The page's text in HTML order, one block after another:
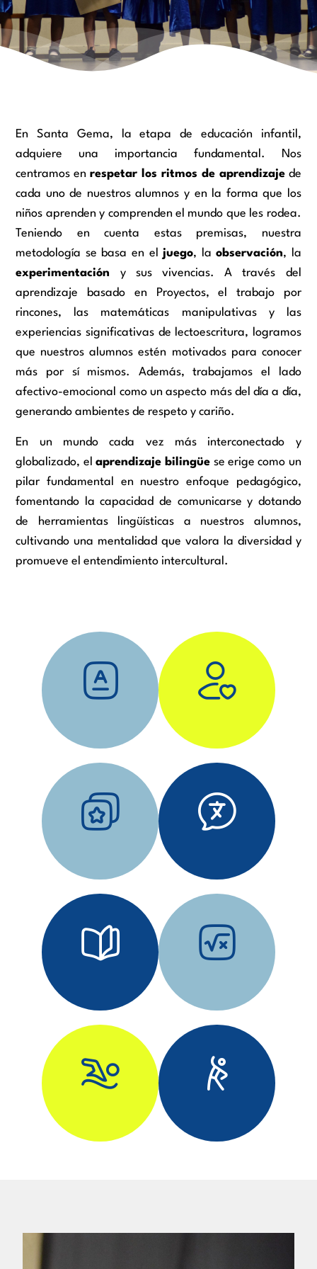
En Santa Gema, la etapa de educación infantil,
adquiere una importancia fundamental. Nos
centramos enrespetar los ritmos de aprendizajede
cada uno de nuestros alumnos y en la forma que los
niños aprenden y comprenden el mundo que les rodea.
Teniendo en cuenta estas premisas, nuestra
metodología se basa en eljuego, laobservación, la
experimentación y sus vivencias. A través del
aprendizaje basado en Proyectos, el trabajo por
rincones, las matemáticas manipulativas y las
experiencias significativas de lectoescritura, logramos
que nuestros alumnos estén motivados para conocer
más por sí mismos. Además, trabajamos el lado
afectivo-emocional como un aspecto más del día a día,
generando ambientes de respeto y cariño.
En un mundo cada vez más interconectado y
globalizado, elaprendizaje bilingüe se erige como un
pilar fundamental en nuestro enfoque pedagógico,
fomentando la capacidad de comunicarse y dotando
de herramientas lingüísticas a nuestros alumnos,
cultivando una mentalidad que valora la diversidad y
promueve el entendimiento intercultural.
APRENDIZAJE
SIGNIFICATIVO
E INTEGRAL
DESARROLLO
DE LAS
HABILIDADES
EMOCIONALES
APRENDIZAJE
DINÁMICO A
TRAVÉS
PROYECTOS
INMERSIÓN
EN INGLÉS:
BILINGÜISMO
MÉTODO
LECTO-
ESCRITURA
EXPLORACIÓN
MATEMÁTICA
ACTIVA
NATACIÓN
PSICO-
MOTRICIDAD
*Esta actividad se
realizará como
actividad